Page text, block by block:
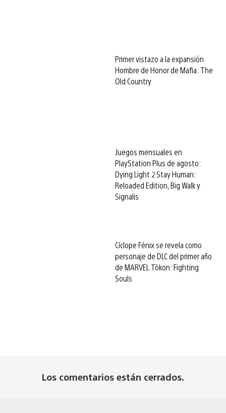
Primer vistazo a la expansión
Hombre de Honor de Mafia: The
Old Country
Juegos mensuales en
PlayStation Plus de agosto:
Dying Light 2 Stay Human:
Reloaded Edition, Big Walk y
Signalis
Cíclope Fénix se revela como
personaje de DLC del primer año
de MARVEL Tōkon: Fighting
Souls
Los comentarios están cerrados.